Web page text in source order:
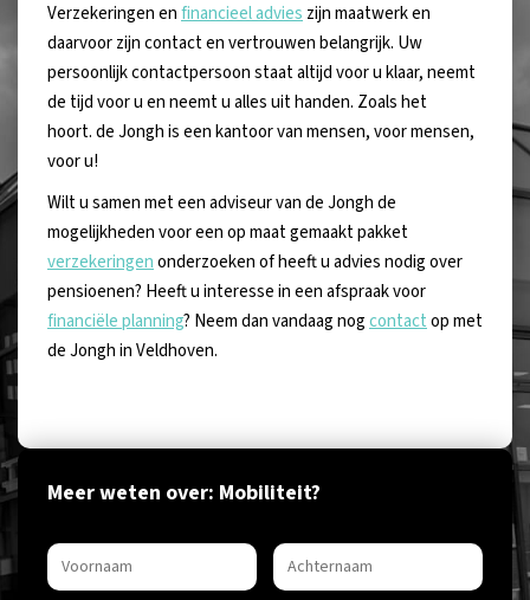
Verzekeringen enfinancieel advies zijn maatwerk en
daarvoor zijn contact en vertrouwen belangrijk. Uw
persoonlijk contactpersoon staat altijd voor u klaar, neemt
de tijd voor u en neemt u alles uit handen. Zoals het
hoort. de Jongh is een kantoor van mensen, voor mensen,
voor u!
Wilt u samen met een adviseur van de Jongh de
mogelijkheden voor een op maat gemaakt pakket
verzekeringenonderzoeken of heeft u advies nodig over
pensioenen? Heeft u interesse in een afspraak voor
financiële planning? Neem dan vandaag nogcontactop met
de Jongh in Veldhoven.
Meer weten over: Mobiliteit?